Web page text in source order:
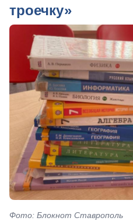
троечку»
Фото: Блокнот Ставрополь